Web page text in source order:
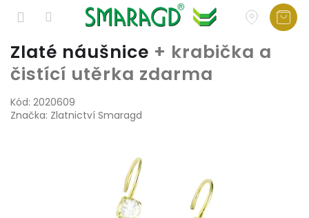
Přejít
na
obsah
Zlaté náušnice + krabička a
čistící utěrka zdarma
Kód: 2020609
Značka: Zlatnictví Smaragd